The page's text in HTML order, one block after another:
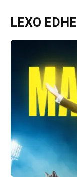
LEXO EDHE